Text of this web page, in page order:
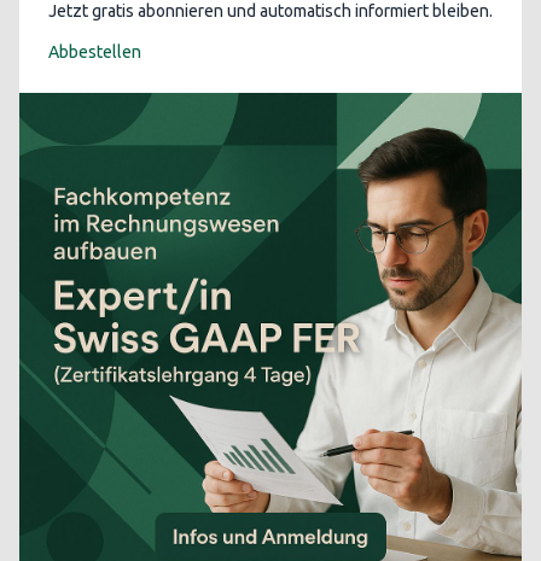
Jetzt gratis abonnieren und automatisch informiert bleiben.
Abbestellen